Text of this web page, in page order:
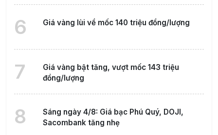
6 Giá vàng lùi về mốc 140 triệu đồng/lượng
7
Giá vàng bật tăng, vượt mốc 143 triệu
đồng/lượng
8
Sáng ngày 4/8: Giá bạc Phú Quý, DOJI,
Sacombank tăng nhẹ